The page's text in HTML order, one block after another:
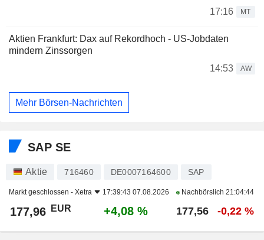
17:16
MT
Aktien Frankfurt: Dax auf Rekordhoch - US-Jobdaten
mindern Zinssorgen
14:53
AW
Mehr Börsen-Nachrichten
SAP SE
Aktie 716460 DE0007164600 SAP
Markt geschlossen - Xetra 17:39:43 07.08.2026 Nachbörslich 21:04:44
177,96 EUR +4,08 % 177,56 -0,22 %